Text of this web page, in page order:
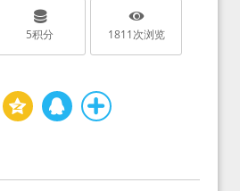
5积分 1811次浏览